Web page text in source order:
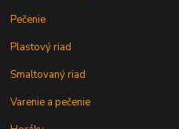
Pečenie
Plastový riad
Smaltovaný riad
Varenie a pečenie